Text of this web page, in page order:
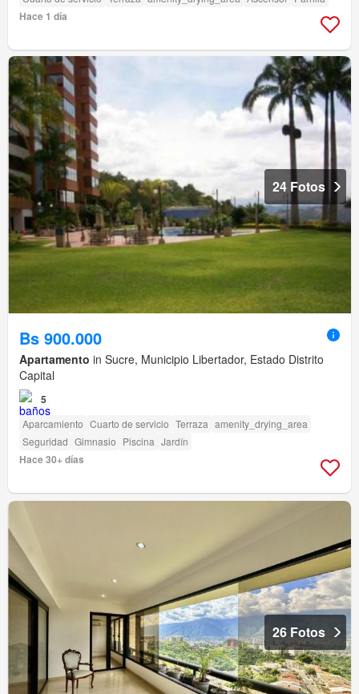
Hace 1 día
24 Fotos
Bs 900.000
Apartamento in Sucre, Municipio Libertador, Estado Distrito
Capital
5
Aparcamiento Cuarto de servicio Terraza amenity_drying_area
Seguridad Gimnasio Piscina Jardín
Hace 30+ días
26 Fotos